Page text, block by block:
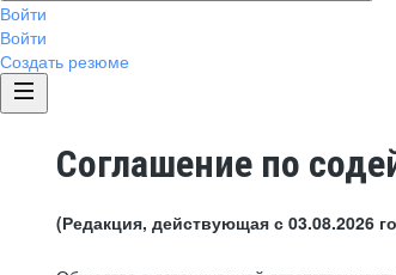
Войти
Войти
Создать резюме
Соглашение по
(Редакция, действующая с 03.08.2026